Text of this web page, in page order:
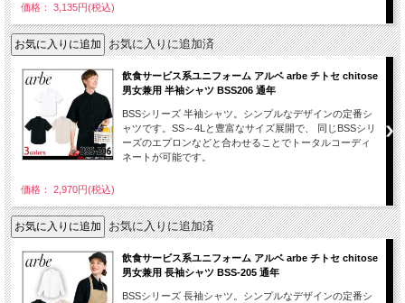
価格： 3,135円(税込)
お気に入りに追加済
飲食サービス系ユニフォーム アルベ arbe チトセ chitose
男女兼用 半袖シャツ BSS206 通年
BSSシリーズ 半袖シャツ。シンプルなデザインの定番シ
ャツです。SS～4Lと豊富なサイズ展開で、 同じBSSシリ
ーズのエプロンなどと合わせることでトータルコーディ
ネートが可能です。
価格： 2,970円(税込)
お気に入りに追加済
飲食サービス系ユニフォーム アルベ arbe チトセ chitose
男女兼用 長袖シャツ BSS-205 通年
BSSシリーズ 長袖シャツ。シンプルなデザインの定番シ